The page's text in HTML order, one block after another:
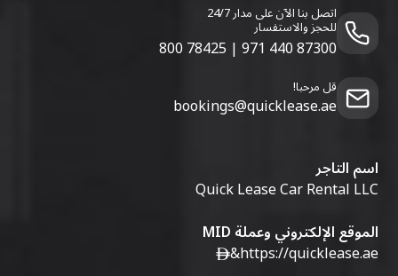
اتصل بنا الآن على مدار 24/7
للحجز والاستفسار
800 78425 | 971 440 87300
قل مرحبا!
bookings@quicklease.ae
اسم التاجر
Quick Lease Car Rental LLC
الموقع الإلكتروني وعملة MID
https://quicklease.ae
&